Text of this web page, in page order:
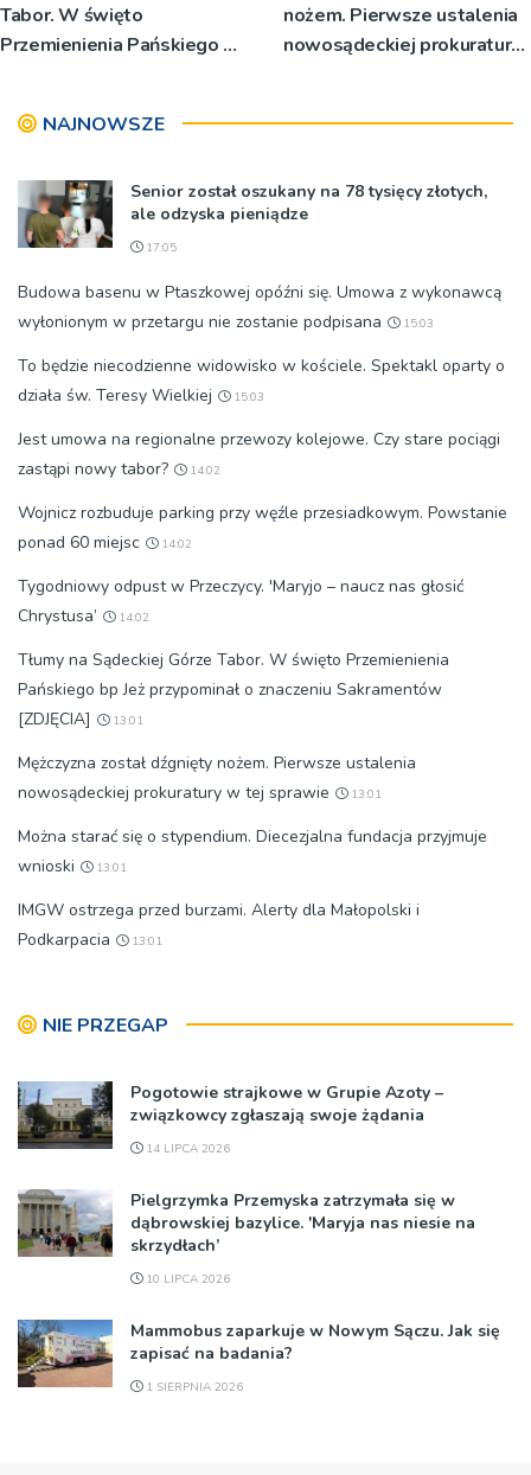
Tabor. W święto
Przemienienia Pańskiego bp
nożem. Pierwsze ustalenia
nowosądeckiej prokuratury
NAJNOWSZE
Senior został oszukany na 78 tysięcy złotych,
ale odzyska pieniądze
17:05
Budowa basenu w Ptaszkowej opóźni się. Umowa z wykonawcą
wyłonionym w przetargu nie zostanie podpisana
15:03
To będzie niecodzienne widowisko w kościele. Spektakl oparty o
działa św. Teresy Wielkiej
15:03
Jest umowa na regionalne przewozy kolejowe. Czy stare pociągi
zastąpi nowy tabor?
14:02
Wojnicz rozbuduje parking przy węźle przesiadkowym. Powstanie
ponad 60 miejsc
14:02
Tygodniowy odpust w Przeczycy. 'Maryjo – naucz nas głosić
Chrystusa’
14:02
Tłumy na Sądeckiej Górze Tabor. W święto Przemienienia
Pańskiego bp Jeż przypominał o znaczeniu Sakramentów
[ZDJĘCIA]
13:01
Mężczyzna został dźgnięty nożem. Pierwsze ustalenia
nowosądeckiej prokuratury w tej sprawie
13:01
Można starać się o stypendium. Diecezjalna fundacja przyjmuje
wnioski
13:01
IMGW ostrzega przed burzami. Alerty dla Małopolski i
Podkarpacia
13:01
NIE PRZEGAP
Pogotowie strajkowe w Grupie Azoty –
związkowcy zgłaszają swoje żądania
14 LIPCA 2026
Pielgrzymka Przemyska zatrzymała się w
dąbrowskiej bazylice. 'Maryja nas niesie na
skrzydłach’
10 LIPCA 2026
Mammobus zaparkuje w Nowym Sączu. Jak się
zapisać na badania?
1 SIERPNIA 2026